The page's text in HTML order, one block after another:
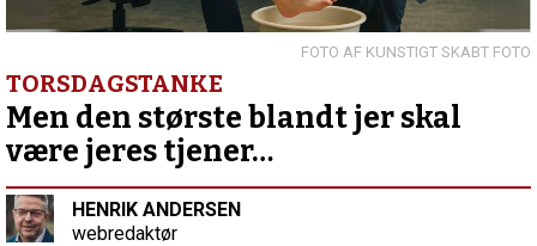
et
ad
gangenForrige
indlæg:
Påskens
KUNSTIGT SKABT FOTO
TORSDAGSTANKE
Men den største blandt jer skal
være jeres tjener…
HENRIK ANDERSEN
webredaktør